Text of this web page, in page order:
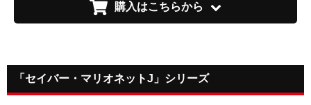
購入はこちらから
「セイバー・マリオネットJ」シリーズ